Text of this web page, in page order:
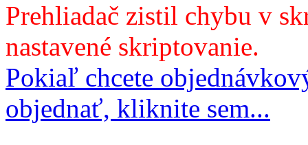
Prehliadač zistil chybu v
nastavené skriptovanie.
Pokiaľ chcete
objednať, kliknite sem...